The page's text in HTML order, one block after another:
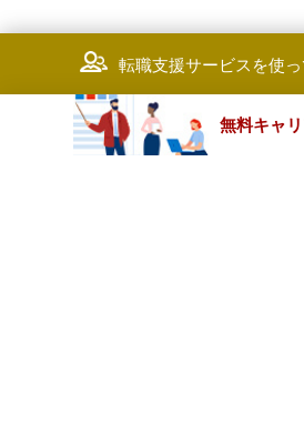
転職支援サービスを使っ
無料キャ